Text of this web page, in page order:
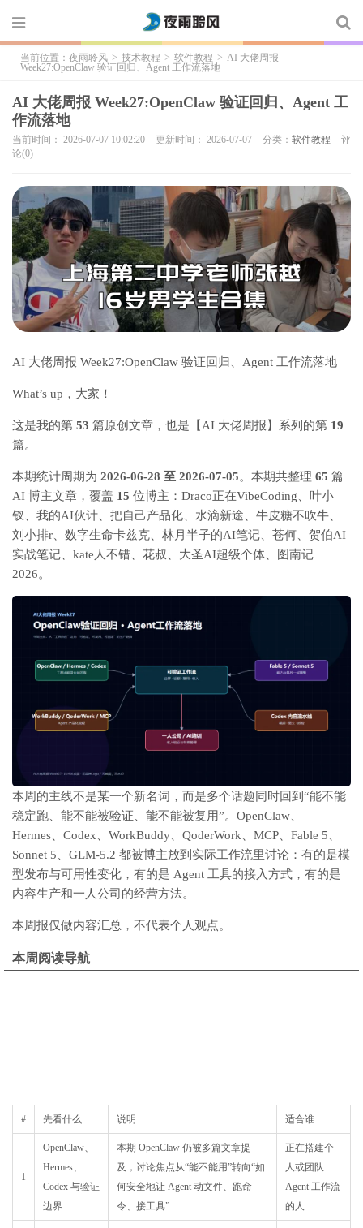
当前位置： 夜雨聆风 > 技术教程 > 软件教程 > AI 大佬周报
Week27:OpenClaw 验证回归、Agent 工作流落地
AI 大佬周报 Week27:OpenClaw 验证回归、Agent 工
作流落地
当前时间： 2026-07-07 10:02:20 更新时间： 2026-07-07 分类： 软件教程
评
论(0)
AI 大佬周报 Week27:OpenClaw 验证回归、Agent 工作流落地
What’s up，大家！
这是我的第 53 篇原创文章，也是【AI 大佬周报】系列的第 19
篇。
本期统计周期为 2026-06-28 至 2026-07-05。本期共整理 65 篇
AI 博主文章，覆盖 15 位博主：Draco正在VibeCoding、叶小
钗、我的AI伙计、把自己产品化、水滴新途、牛皮糖不吹牛、
刘小排r、数字生命卡兹克、林月半子的AI笔记、苍何、贺伯AI
实战笔记、kate人不错、花叔、大圣AI超级个体、图南记
2026。
本周的主线不是某一个新名词，而是多个话题同时回到“能不能
稳定跑、能不能被验证、能不能被复用”。OpenClaw、
Hermes、Codex、WorkBuddy、QoderWork、MCP、Fable 5、
Sonnet 5、GLM-5.2 都被博主放到实际工作流里讨论：有的是模
型发布与可用性变化，有的是 Agent 工具的接入方式，有的是
内容生产和一人公司的经营方法。
本周报仅做内容汇总，不代表个人观点。
本周阅读导航
# 先看什么 说明 适合谁
1
OpenClaw、
Hermes、
Codex 与验证
边界
本期 OpenClaw 仍被多篇文章提
及，讨论焦点从“能不能用”转向“如
何安全地让 Agent 动文件、跑命
令、接工具”
正在搭建个
人或团队
Agent 工作流
的人